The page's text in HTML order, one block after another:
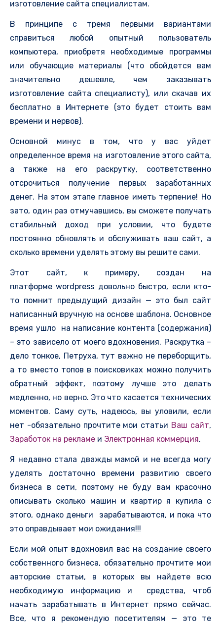
изготовление сайта специалистам.
В принципе с тремя первыми вариантами
справиться любой опытный пользователь
компьютера, приобретя необходимые программы
или обучающие материалы (что обойдется вам
значительно дешевле, чем заказывать
изготовление сайта специалисту), или скачав их
бесплатно в Интернете (это будет стоить вам
времени и нервов).
Основной минус в том, что у вас уйдет
определенное время на изготовление этого сайта,
а также на его раскрутку, соответственно
отсрочиться получение первых заработанных
денег. На этом этапе главное иметь терпение! Но
зато, один раз отмучавшись, вы сможете получать
стабильный доход при условии, что будете
постоянно обновлять и обслуживать ваш сайт, а
сколько времени уделять этому вы решите сами.
Этот сайт, к примеру, создан на
платформе wordpress довольно быстро, если кто-
то помнит предыдущий дизайн — это был сайт
написанный вручную на основе шаблона. Основное
время ушло на написание контента (содержания)
– это зависело от моего вдохновения. Раскрутка –
дело тонкое, Петруха, тут важно не переборщить,
а то вместо топов в поисковиках можно получить
обратный эффект, поэтому лучше это делать
медленно, но верно. Это что касается технических
моментов. Саму суть, надеюсь, вы уловили, если
нет -обязательно прочтите мои статьи Ваш сайт,
Заработок на рекламе и Электронная коммерция.
Я недавно стала дважды мамой и не всегда могу
уделять достаточно времени развитию своего
бизнеса в сети, поэтому не буду вам красочно
описывать сколько машин и квартир я купила с
этого, однако деньги зарабатываются, и пока что
это оправдывает мои ожидания!!!
Если мой опыт вдохновил вас на создание своего
собственного бизнеса, обязательно прочтите мои
авторские статьи, в которых вы найдете всю
необходимую информацию и средства, чтоб
начать зарабатывать в Интернет прямо сейчас.
Все, что я рекомендую посетителям — это те